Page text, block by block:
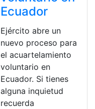
Ecuador
Ejército abre un
nuevo proceso para
el acuartelamiento
voluntario en
Ecuador. Si tienes
alguna inquietud
recuerda